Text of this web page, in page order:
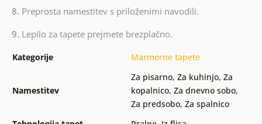
8. Preprosta namestitev s priloženimi navodili.
9. Lepilo za tapete prejmete brezplačno.
Kategorije Marmorne tapete
Namestitev
Za pisarno, Za kuhinjo, Za
kopalnico, Za dnevno sobo,
Za predsobo, Za spalnico